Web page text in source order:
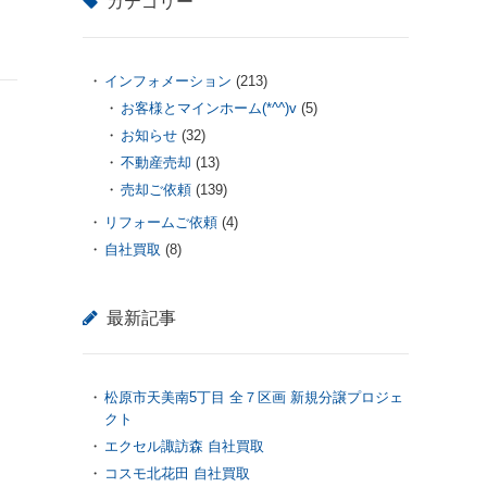
インフォメーション (213)
お客様とマインホーム(*^^)v (5)
お知らせ (32)
不動産売却 (13)
売却ご依頼 (139)
リフォームご依頼 (4)
自社買取 (8)
最新記事
松原市天美南5丁目 全７区画 新規分譲プロジェ
クト
エクセル諏訪森 自社買取
コスモ北花田 自社買取